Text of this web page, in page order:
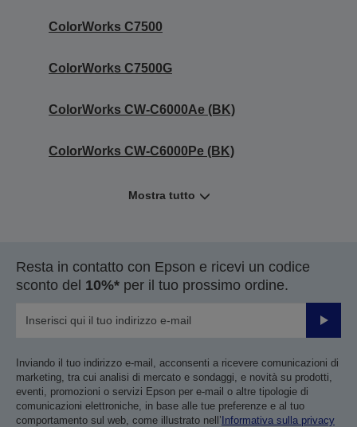
ColorWorks C7500
ColorWorks C7500G
ColorWorks CW-C6000Ae (BK)
ColorWorks CW-C6000Pe (BK)
Mostra tutto
Resta in contatto con Epson e ricevi un codice
sconto del 10%* per il tuo prossimo ordine.
Invia
Inviando il tuo indirizzo e-mail, acconsenti a ricevere comunicazioni di
marketing, tra cui analisi di mercato e sondaggi, e novità su prodotti,
eventi, promozioni o servizi Epson per e-mail o altre tipologie di
comunicazioni elettroniche, in base alle tue preferenze e al tuo
comportamento sul web, come illustrato nell’Informativa sulla privacy